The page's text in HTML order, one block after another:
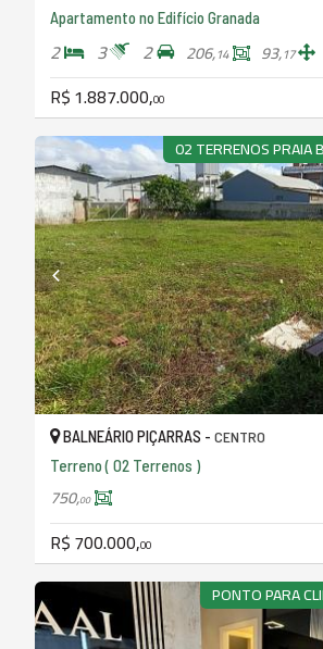
Apartamento no Edifício Granada
2 3 2 206,14 93,17
R$ 1.887.000,00
02 TERRENOS PRAIA
BALNEÁRIO PIÇARRAS - CENTRO
Terreno ( 02 Terrenos )
750,00
R$ 700.000,00
PONTO PARA